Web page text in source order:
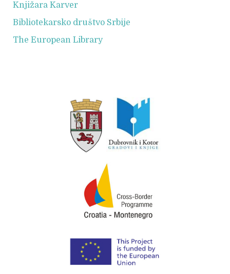
Knjižara Karver
Bibliotekarsko društvo Srbije
The European Library